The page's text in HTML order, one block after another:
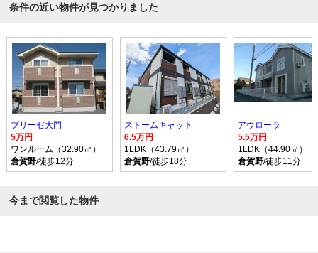
条件の近い物件が見つかりました
ブリーゼ大門
5万円
ワンルーム（32.90㎡）
倉賀野/徒歩12分
ストームキャット
6.5万円
1LDK（43.79㎡）
倉賀野/徒歩18分
アウローラ
5.5万円
1LDK（44.90㎡）
倉賀野/徒歩11分
今まで閲覧した物件